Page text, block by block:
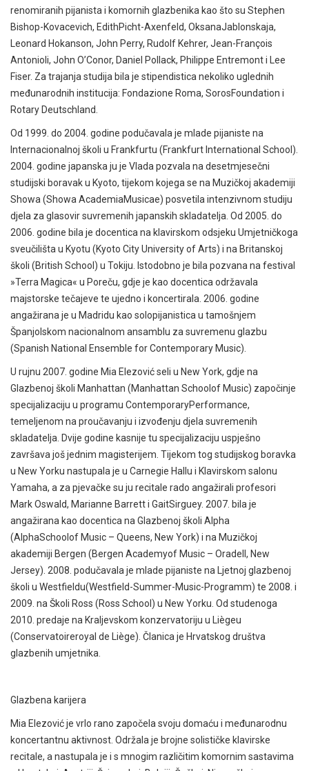
renomiranih pijanista i komornih glazbenika kao što su Stephen
Bishop-Kovacevich, EdithPicht-Axenfeld, OksanaJablonskaja,
Leonard Hokanson, John Perry, Rudolf Kehrer, Jean-François
Antonioli, John O’Conor, Daniel Pollack, Philippe Entremont i Lee
Fiser. Za trajanja studija bila je stipendistica nekoliko uglednih
međunarodnih institucija: Fondazione Roma, SorosFoundation i
Rotary Deutschland.
Od 1999. do 2004. godine podučavala je mlade pijaniste na
Internacionalnoj školi u Frankfurtu (Frankfurt International School).
2004. godine japanska ju je Vlada pozvala na desetmjesečni
studijski boravak u Kyoto, tijekom kojega se na Muzičkoj akademiji
Showa (Showa AcademiaMusicae) posvetila intenzivnom studiju
djela za glasovir suvremenih japanskih skladatelja. Od 2005. do
2006. godine bila je docentica na klavirskom odsjeku Umjetničkoga
sveučilišta u Kyotu (Kyoto City University of Arts) i na Britanskoj
školi (British School) u Tokiju. Istodobno je bila pozvana na festival
»Terra Magica« u Poreču, gdje je kao docentica održavala
majstorske tečajeve te ujedno i koncertirala. 2006. godine
angažirana je u Madridu kao solopijanistica u tamošnjem
Španjolskom nacionalnom ansamblu za suvremenu glazbu
(Spanish National Ensemble for Contemporary Music).
U rujnu 2007. godine Mia Elezović seli u New York, gdje na
Glazbenoj školi Manhattan (Manhattan Schoolof Music) započinje
specijalizaciju u programu ContemporaryPerformance,
temeljenom na proučavanju i izvođenju djela suvremenih
skladatelja. Dvije godine kasnije tu specijalizaciju uspješno
završava još jednim magisterijem. Tijekom tog studijskog boravka
u New Yorku nastupala je u Carnegie Hallu i Klavirskom salonu
Yamaha, a za pjevačke su ju recitale rado angažirali profesori
Mark Oswald, Marianne Barrett i GaitSirguey. 2007. bila je
angažirana kao docentica na Glazbenoj školi Alpha
(AlphaSchoolof Music – Queens, New York) i na Muzičkoj
akademiji Bergen (Bergen Academyof Music – Oradell, New
Jersey). 2008. podučavala je mlade pijaniste na Ljetnoj glazbenoj
školi u Westfieldu(Westfield-Summer-Music-Programm) te 2008. i
2009. na Školi Ross (Ross School) u New Yorku. Od studenoga
2010. predaje na Kraljevskom konzervatoriju u Liègeu
(Conservatoireroyal de Liège). Članica je Hrvatskog društva
glazbenih umjetnika.
Glazbena karijera
Mia Elezović je vrlo rano započela svoju domaću i međunarodnu
koncertantnu aktivnost. Održala je brojne solističke klavirske
recitale, a nastupala je i s mnogim različitim komornim sastavima